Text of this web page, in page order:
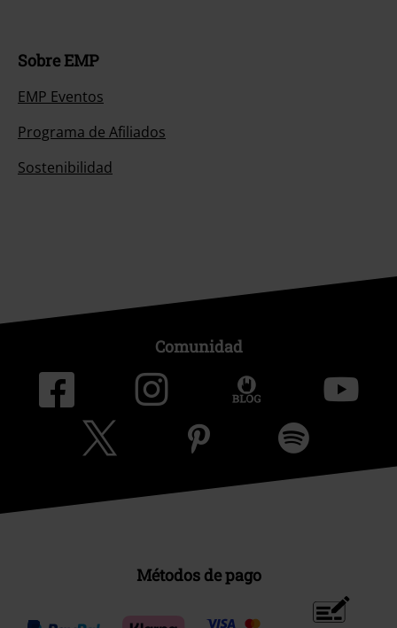
Sobre EMP
EMP Eventos
Programa de Afiliados
Sostenibilidad
Comunidad
Métodos de pago